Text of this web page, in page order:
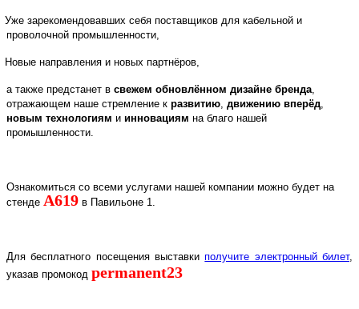
Уже зарекомендовавших себя поставщиков для кабельной и
проволочной промышленности,
Новые направления и новых партнёров,
а также предстанет в свежем обновлённом дизайне бренда
отражающем наше стремление к развитию движению вперёд
новым технологиям и инновациям на благо нашей
промышленности.
Ознакомиться со всеми услугами нашей компании можно будет на
стенде A619 в Павильоне 1.
Для бесплатного посещения выставкиполучите электронный билет,
указав промокод permanent23